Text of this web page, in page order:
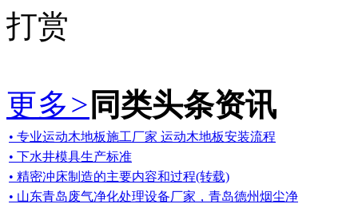
打赏
更多> 同类头条资讯
• 专业运动木地板施工厂家 运动木地板安装流程
• 下水井模具生产标准
• 精密冲床制造的主要内容和过程(转载)
• 山东青岛废气净化处理设备厂家，青岛德州烟尘净